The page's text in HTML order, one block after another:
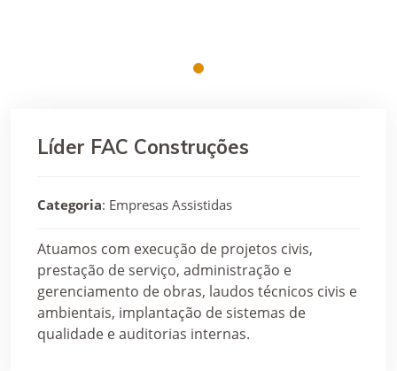
Líder FAC Construções
Categoria: Empresas Assistidas
Atuamos com execução de projetos civis,
prestação de serviço, administração e
gerenciamento de obras, laudos técnicos civis e
ambientais, implantação de sistemas de
qualidade e auditorias internas.